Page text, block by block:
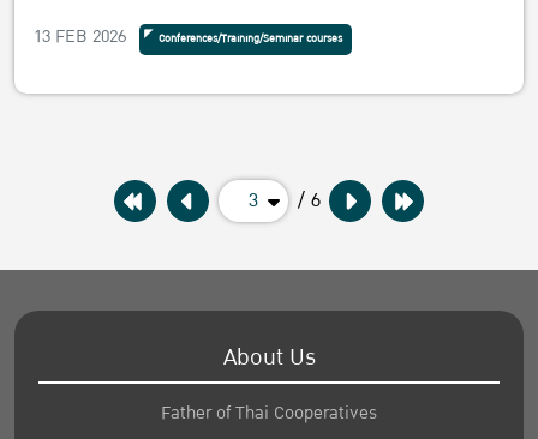
บางเขน
13 FEB 2026 Conferences/Training/Seminar courses
3 / 6
About Us
Father of Thai Cooperatives